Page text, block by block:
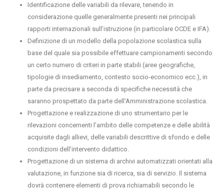
Identificazione delle variabili da rilevare, tenendo in
considerazione quelle generalmente presenti nei principali
rapporti internazionali sull’istruzione (in particolare OCDE e IFA).
Definizione di un modello della popolazione scolastica sulla
base del quale sia possibile effettuare campionamenti secondo
un certo numero di criteri in parte stabili (aree geografiche,
tipologie di insediamento, contesto socio-economico ecc.), in
parte da precisare a seconda di specifiche necessità che
saranno prospettato da parte dell’Amministrazione scolastica.
Progettazione e realizzazione di uno strumentario per le
rilevazioni concernenti l’ambito delle competenze e delle abilità
acquisite dagli allievi, delle variabili descrittive di sfondo e delle
condizioni dell’intervento didattico.
Progettazione di un sistema di archivi automatizzati orientati alla
valutazione, in funzione sia di ricerca, sia di servizio. Il sistema
dovrà contenere elementi di prova richiamabili secondo le